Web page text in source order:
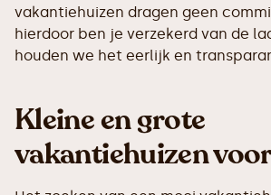
vakantiehuizen dragen geen
hierdoor ben je verzekerd van de
houden we het eerlijk en
Kleine en grote
vakantiehuizen